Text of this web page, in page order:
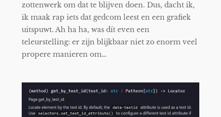
zottenwerk om dat te blijven doen. Dus, dacht ik,
ik maak rap iets dat gedcom leest en een grafiek
uitspuwt. Ah ha ha, was dít even een
teleurstelling: er zijn blijkbaar niet zo enorm veel
propere manieren om…